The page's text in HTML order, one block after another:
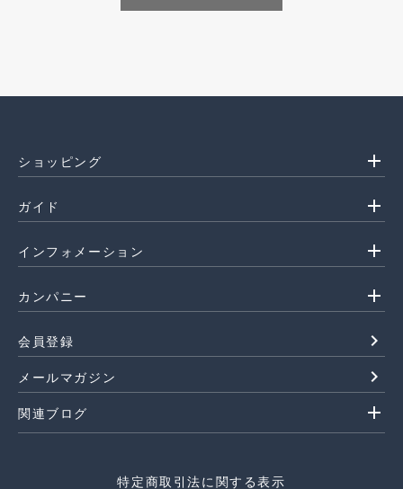
ショッピング add
ガイド add
インフォメーション add
カンパニー add
会員登録 navigate_next
メールマガジン navigate_next
関連ブログ add
特定商取引法に関する表示